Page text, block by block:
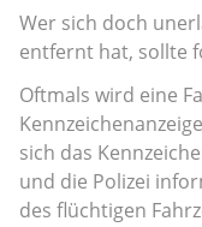
Wer sich doch
entfernt hat, sollte
Oftmals wird eine
sich das
und die Polizei
des flüchtigen